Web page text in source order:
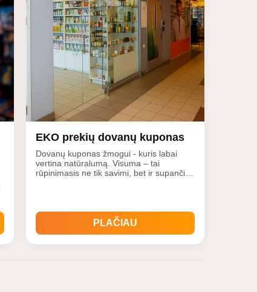
EKO prekių dovanų kuponas
Dovanų kuponas žmogui - kuris labai
vertina natūralumą. Visuma – tai
rūpinimasis ne tik savimi, bet ir supančia
draugiškus aplinkai. Produktai, kuriuos
siūlome Jums yra ypatin
PLAČIAU